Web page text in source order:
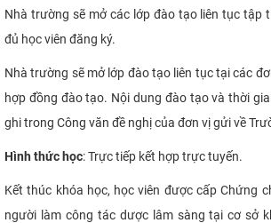
Nhà trường sẽ mở các lớp đào tạo liên tục tập
đủ học viên đăng ký.
Nhà trường sẽ mở lớp đào tạo liên tục tại các
hợp đồng đào tạo. Nội dung đào tạo và thời
ghi trong Công văn đề nghị của đơn vị gửi về
Hình thức học: Trực tiếp kết hợp trực tuyến.
Kết thúc khóa học, học viên được cấp Chứng
người làm công tác dược lâm sàng tại cơ sở